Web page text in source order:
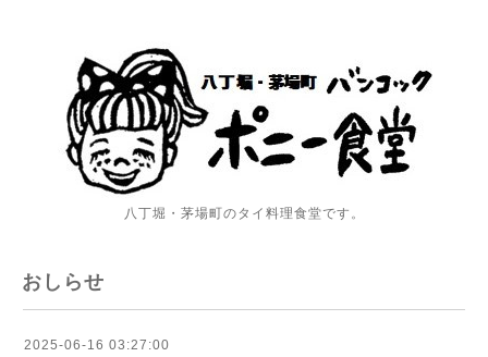
八丁堀・茅場町のタイ料理食堂です。
おしらせ
2025-06-16 03:27:00